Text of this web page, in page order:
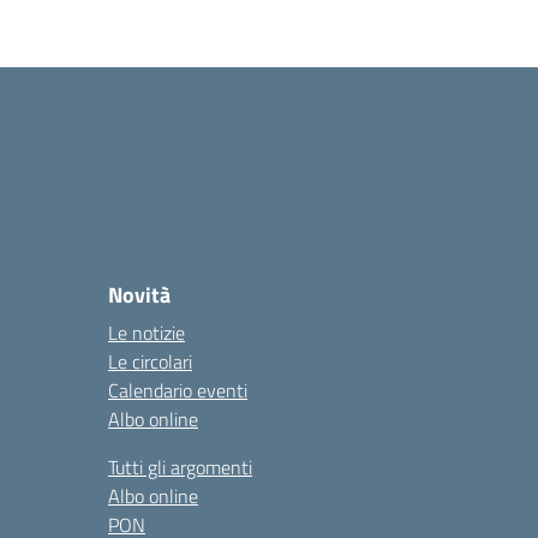
Novità
Le notizie
Le circolari
Calendario eventi
Albo online
Tutti gli argomenti
Albo online
PON